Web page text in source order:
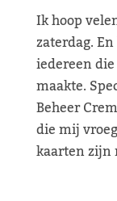
Ik hoop
zaterdag.
iedereen
maakte.
Beheer
die mij
kaarten zijn